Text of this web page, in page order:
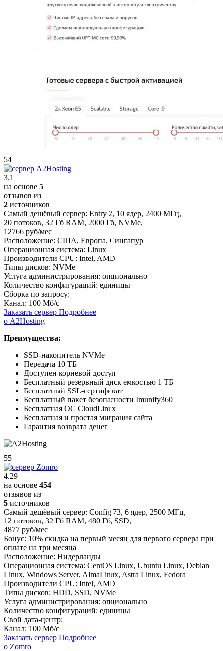
54
3.1
на основе 5
отзывов из
2 источников
Самый дешёвый сервер: Entry 2, 10 ядер, 2400 МГц,
20 потоков, 32 Гб RAM, 2000 Гб, NVMe,
12766 руб/мес
Расположение: США, Европа, Сингапур
Операционная система: Linux
Производители CPU: Intel, AMD
Типы дисков: NVMe
Услуга администрирования: опционально
Количество конфигураций: единицы
Сборка по запросу:
Канал: 100 Мб/с
Заказать сервер Подробнее
о A2Hosting
Преимущества:
SSD-накопитель NVMe
Передача 10 ТБ
Доступен корневой доступ
Бесплатный резервный диск емкостью 1 ТБ
Бесплатный SSL-сертификат
Бесплатный пакет безопасности Imunify360
Бесплатная ОС CloudLinux
Бесплатная и простая миграция сайта
Гарантия возврата денег
55
4.29
на основе 454
отзывов из
5 источников
Самый дешёвый сервер: Config 73, 6 ядер, 2500 МГц,
12 потоков, 32 Гб RAM, 480 Гб, SSD,
4877 руб/мес
Бонус: 10% скидка на первый месяц для первого сервера при
оплате на три месяца
Расположение: Нидерланды
Операционная система: CentOS Linux, Ubuntu Linux, Debian
Linux, Windows Server, AlmaLinux, Astra Linux, Fedora
Производители CPU: Intel, AMD
Типы дисков: HDD, SSD, NVMe
Услуга администрирования: опционально
Количество конфигураций: единицы
Свой дата-центр:
Канал: 100 Мб/с
Заказать сервер Подробнее
о Zomro